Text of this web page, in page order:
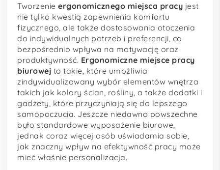
Tworzenie ergonomicznego miejsca pracy jest
nie tylko kwestią zapewnienia komfortu
fizycznego, ale także dostosowania otoczenia
do indywidualnych potrzeb i preferencji, co
bezpośrednio wpływa na motywację oraz
produktywność. Ergonomiczne miejsce pracy
biurowej to takie, które umożliwia
zindywidualizowany wybór elementów wnętrza
takich jak kolory ścian, rośliny, a także dodatki i
gadżety, które przyczyniają się do lepszego
samopoczucia. Jeszcze niedawno powszechne
było standardowe wyposażenie biurowe,
jednak coraz więcej osób uświadamia sobie,
jak znaczny wpływ na efektywność pracy może
mieć właśnie personalizacja.